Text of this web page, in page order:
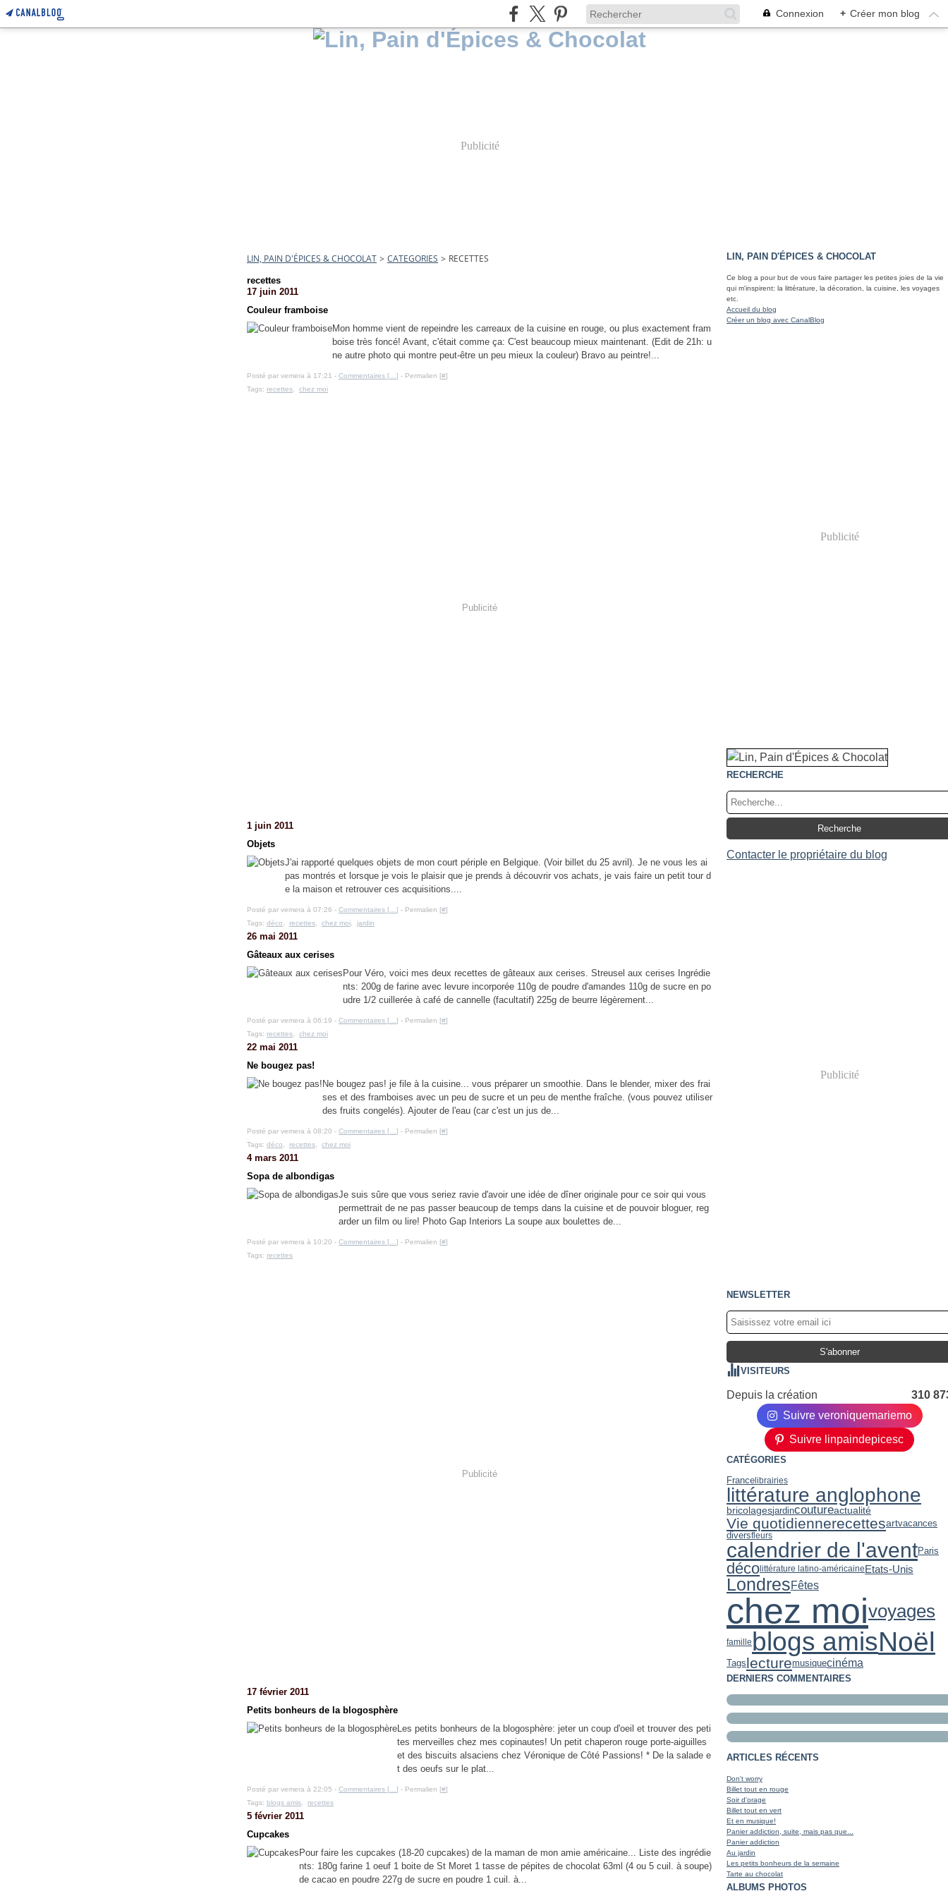
Connexion + Créer mon blog
Publicité
LIN, PAIN D'ÉPICES & CHOCOLAT > CATEGORIES > RECETTES
recettes
17 juin 2011
Couleur framboise
Mon homme vient de repeindre les carreaux de la cuisine en rouge, ou plus exactement fram
boise très foncé! Avant, c'était comme ça: C'est beaucoup mieux maintenant. (Edit de 21h: u
ne autre photo qui montre peut-être un peu mieux la couleur) Bravo au peintre!...
Posté par vemera à 17:21 - Commentaires [ ] - Permalien [#]
Tags: recettes chez moi
Publicité
1 juin 2011
Objets
J'ai rapporté quelques objets de mon court périple en Belgique. (Voir billet du 25 avril). Je ne vous les ai
pas montrés et lorsque je vois le plaisir que je prends à découvrir vos achats, je vais faire un petit tour d
e la maison et retrouver ces acquisitions....
Posté par vemera à 07:26 - Commentaires [ ] - Permalien [#]
Tags: déco recettes chez moi jardin
26 mai 2011
Gâteaux aux cerises
Pour Véro, voici mes deux recettes de gâteaux aux cerises. Streusel aux cerises Ingrédie
nts: 200g de farine avec levure incorporée 110g de poudre d'amandes 110g de sucre en po
udre 1/2 cuillerée à café de cannelle (facultatif) 225g de beurre légèrement...
Posté par vemera à 06:19 - Commentaires [ ] - Permalien [#]
Tags: recettes chez moi
22 mai 2011
Ne bougez pas!
Ne bougez pas! je file à la cuisine... vous préparer un smoothie. Dans le blender, mixer des frai
ses et des framboises avec un peu de sucre et un peu de menthe fraîche. (vous pouvez utiliser
des fruits congelés). Ajouter de l'eau (car c'est un jus de...
Posté par vemera à 08:20 - Commentaires [ ] - Permalien [#]
Tags: déco recettes chez moi
4 mars 2011
Sopa de albondigas
Je suis sûre que vous seriez ravie d'avoir une idée de dîner originale pour ce soir qui vous
permettrait de ne pas passer beaucoup de temps dans la cuisine et de pouvoir bloguer, reg
arder un film ou lire! Photo Gap Interiors La soupe aux boulettes de...
Posté par vemera à 10:20 - Commentaires [ ] - Permalien [#]
Tags: recettes
Publicité
17 février 2011
Petits bonheurs de la blogosphère
Les petits bonheurs de la blogosphère: jeter un coup d'oeil et trouver des peti
tes merveilles chez mes copinautes! Un petit chaperon rouge porte-aiguilles
et des biscuits alsaciens chez Véronique de Côté Passions! * De la salade e
t des oeufs sur le plat...
Posté par vemera à 22:05 - Commentaires [ ] - Permalien [#]
Tags: blogs amis recettes
5 février 2011
Cupcakes
Pour faire les cupcakes (18-20 cupcakes) de la maman de mon amie américaine... Liste des ingrédie
nts: 180g farine 1 oeuf 1 boite de St Moret 1 tasse de pépites de chocolat 63ml (4 ou 5 cuil. à soupe)
de cacao en poudre 227g de sucre en poudre 1 cuil. à...
LIN, PAIN D'ÉPICES & CHOCOLAT
Ce blog a pour but de vous faire partager les petites joies de la vie
qui m'inspirent: la littérature, la décoration, la cuisine, les voyages
etc.
Accueil du blog
Créer un blog avec CanalBlog
Publicité
RECHERCHE
Contacter le propriétaire du blog
Publicité
NEWSLETTER
VISITEURS
Depuis la création
310
Suivre veroniquemariemo
Suivre linpaindepicesc
CATÉGORIES
Francelibrairies
littérature anglophone
bricolagesjardincoutureactualité
Vie quotidiennerecettesartvacances
diversfleurs
calendrier de l'aventParis
déco littérature latino-américaineEtats-Unis
LondresFêtes
chez moivoyages
famille blogs amisNoël
Tagslecturemusiquecinéma
DERNIERS COMMENTAIRES
ARTICLES RÉCENTS
Don't worry
Billet tout en rouge
Soir d'orage
Billet tout en vert
Et en musique!
Panier addiction, suite, mais pas que...
Panier addiction
Au jardin
Les petits bonheurs de la semaine
Tarte au chocolat
ALBUMS PHOTOS